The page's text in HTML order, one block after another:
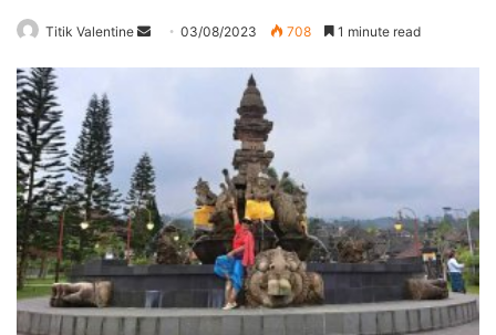
Titik Valentine
Send03/08/2023 708 1 minute read